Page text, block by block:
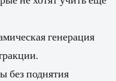
генерация
без поднятия